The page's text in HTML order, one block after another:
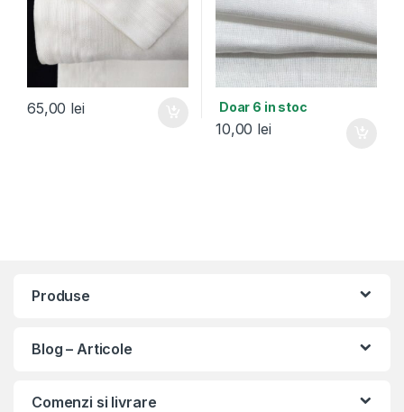
65,00 lei Doar 6 in stoc
10,00 lei
Produse
Blog – Articole
Comenzi si livrare